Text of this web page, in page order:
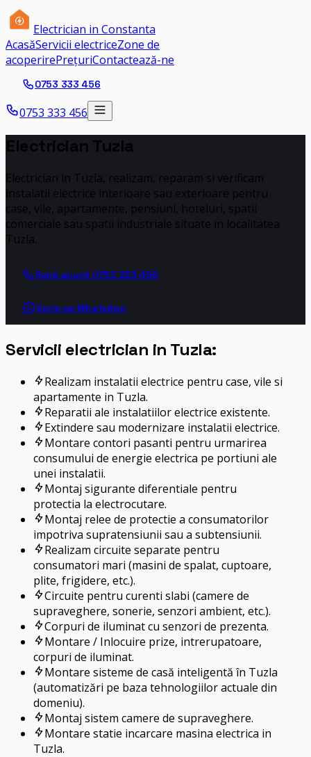
Electrician in Constanta
AcasăServicii electriceZone de
acoperirePrețuriContactează-ne
0753 333 456
0753 333 456
Electrician Tuzla
Electrician in Tuzla, realizam, reparam si verificam
instalatii electrice interioare sau exterioare pentru
case, vile, apartamente, pensiuni, hoteluri, spatii
comerciale sau spatii industriale situate in localitatea
Tuzla.
Sună acum! 0753 333 456
Scrie pe WhatsApp
Servicii electrician in Tuzla:
Realizam instalatii electrice pentru case, vile si
apartamente in Tuzla.
Reparatii ale instalatiilor electrice existente.
Extindere sau modernizare instalatii electrice.
Montare contori pasanti pentru urmarirea
consumului de energie electrica pe portiuni ale
unei instalatii.
Montaj sigurante diferentiale pentru
protectia la electrocutare.
Montaj relee de protectie a consumatorilor
impotriva supratensiunii sau a subtensiunii.
Realizam circuite separate pentru
consumatori mari (masini de spalat, cuptoare,
plite, frigidere, etc.).
Circuite pentru curenti slabi (camere de
supraveghere, sonerie, senzori ambient, etc.).
Corpuri de iluminat cu senzori de prezenta.
Montare / Inlocuire prize, intrerupatoare,
corpuri de iluminat.
Montare sisteme de casă inteligentă în Tuzla
(automatizări pe baza tehnologiilor actuale din
domeniu).
Montaj sistem camere de supraveghere.
Montare statie incarcare masina electrica in
Tuzla.